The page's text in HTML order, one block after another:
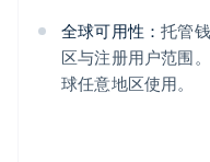
全球可用性：托管
区与注册用户范围
球任意地区使用。